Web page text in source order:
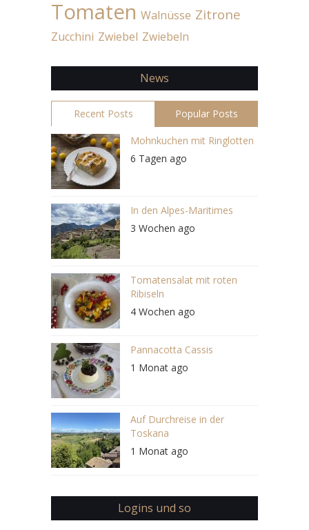
Tomaten Walnüsse Zitrone
Zucchini Zwiebel Zwiebeln
News
Recent Posts Popular Posts
Mohnkuchen mit Ringlotten
6 Tagen ago
In den Alpes-Maritimes
3 Wochen ago
Tomatensalat mit roten
Ribiseln
4 Wochen ago
Pannacotta Cassis
1 Monat ago
Auf Durchreise in der
Toskana
1 Monat ago
Logins und so